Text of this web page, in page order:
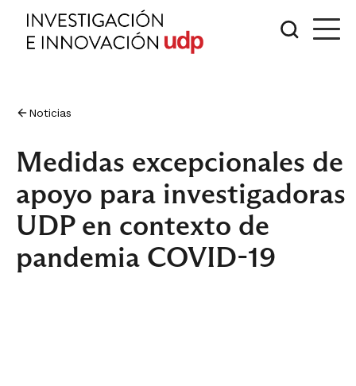
Noticias
Medidas excepcionales de
apoyo para investigadoras
UDP en contexto de
pandemia COVID-19